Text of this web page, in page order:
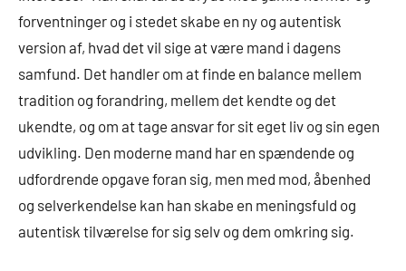
forventninger og i stedet skabe en ny og autentisk
version af, hvad det vil sige at være mand i dagens
samfund. Det handler om at finde en balance mellem
tradition og forandring, mellem det kendte og det
ukendte, og om at tage ansvar for sit eget liv og sin egen
udvikling. Den moderne mand har en spændende og
udfordrende opgave foran sig, men med mod, åbenhed
og selverkendelse kan han skabe en meningsfuld og
autentisk tilværelse for sig selv og dem omkring sig.